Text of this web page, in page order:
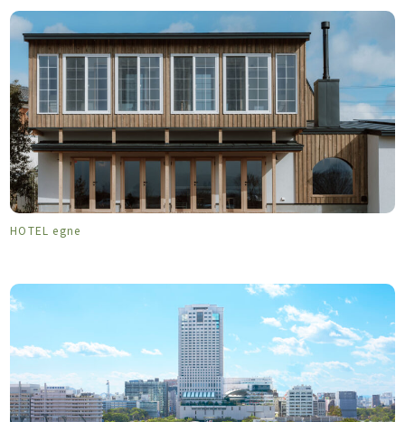
HOTEL egne